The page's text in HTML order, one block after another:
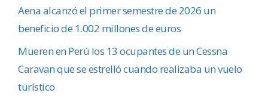
Aena alcanzó el primer semestre de 2026 un
beneficio de 1.002 millones de euros
Mueren en Perú los 13 ocupantes de un Cessna
Caravan que se estrelló cuando realizaba un vuelo
turístico